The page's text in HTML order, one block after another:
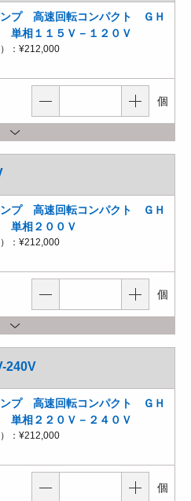
ンプ 高速回転コンパクト ＧＨ
単相１１５Ｖ－１２０Ｖ
： ¥212,000
個
ンプ 高速回転コンパクト ＧＨ
単相２００Ｖ
： ¥212,000
個
240V
ンプ 高速回転コンパクト ＧＨ
単相２２０Ｖ－２４０Ｖ
： ¥212,000
個